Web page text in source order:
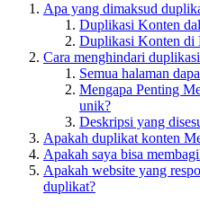
Apa yang dimaksud
Duplikasi Konten
Duplikasi Konten di
Cara menghindari
Semua halaman
Mengapa Penting
unik?
Deskripsi yang
Apakah duplikat konten
Apakah saya bisa
Apakah website yang
duplikat?